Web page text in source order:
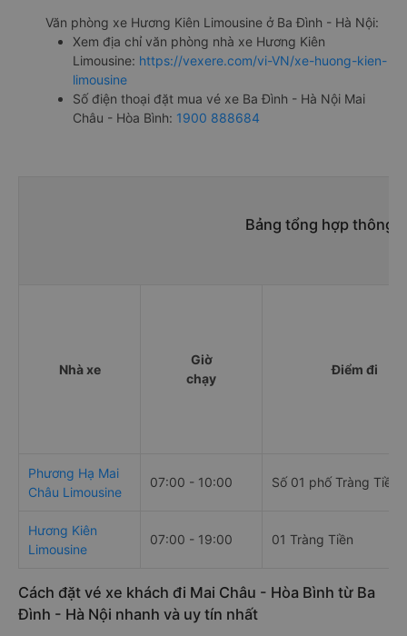
Văn phòng xe Hương Kiên Limousine ở Ba Đình - Hà Nội:
Xem địa chỉ văn phòng nhà xe Hương Kiên
Limousine: https://vexere.com/vi-VN/xe-huong-kien-
limousine
Số điện thoại đặt mua vé xe Ba Đình - Hà Nội Mai
Châu - Hòa Bình: 1900 888684
Bảng tổng hợp thông
Nhà xe
Giờ
chạy
Điểm đi
Phương Hạ Mai
Châu Limousine
07:00 - 10:00 Số 01 phố Tràng Tiền
Hương Kiên
Limousine
07:00 - 19:00 01 Tràng Tiền
Cách đặt vé xe khách đi Mai Châu - Hòa Bình từ Ba
Đình - Hà Nội nhanh và uy tín nhất